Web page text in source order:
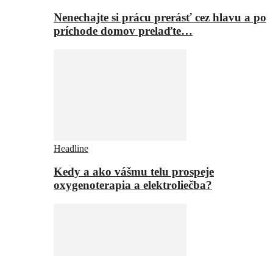
Nenechajte si prácu prerásť cez hlavu a po
príchode domov prelaďte…
Headline
Kedy a ako vášmu telu prospeje
oxygenoterapia a elektroliečba?